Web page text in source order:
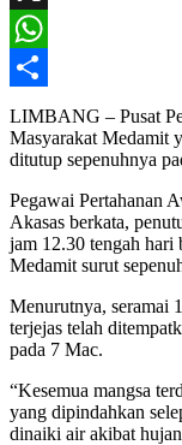
X
WhatsApp
Share
LIMBANG – Pusat
Masyarakat Medamit
ditutup sepenuhnya
Pegawai Pertahanan
Akasas berkata,
jam 12.30 tengah hari
Medamit surut
Menurutnya, seramai
terjejas telah
pada 7 Mac.
“Kesemua mangsa
yang dipindahkan
dinaiki air akibat